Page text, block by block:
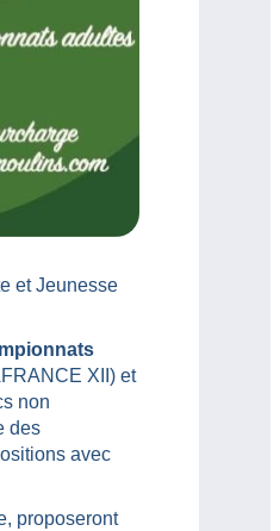
et Jeunesse
XII) et
non
des
avec
proposeront